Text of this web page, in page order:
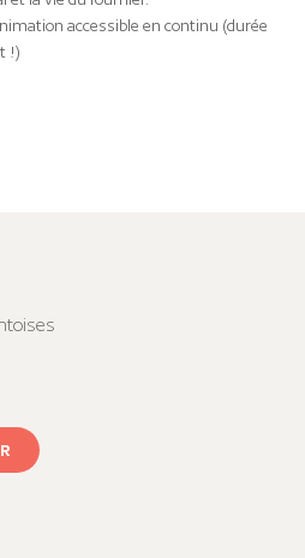
accessible en continu (durée
!)